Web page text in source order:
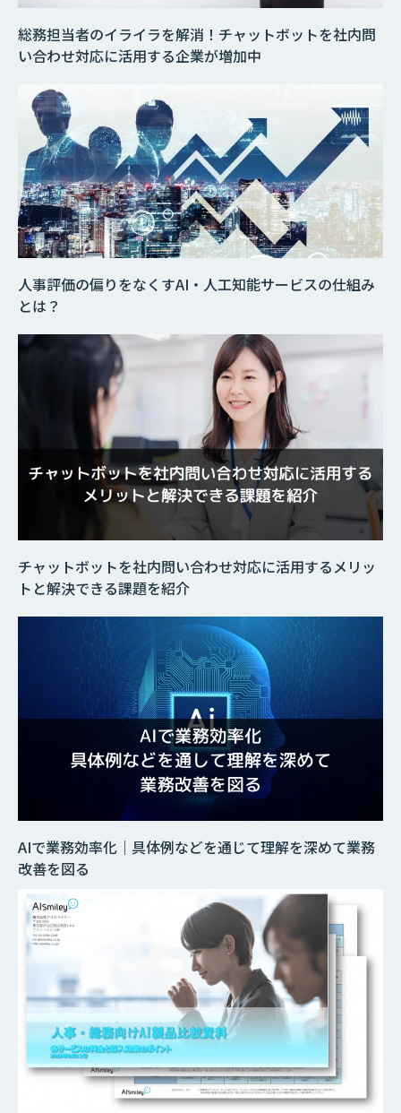
総務担当者のイライラを解消！チャットボットを社内問
い合わせ対応に活用する企業が増加中
AIで業務効率化｜具体例などを通じて理解を深めて業務
改善を図る
チャットボットを社内問い合わせ対応に活用するメリッ
トと解決できる課題を紹介
人事評価の偏りをなくすAI・人工知能サービスの仕組み
とは？